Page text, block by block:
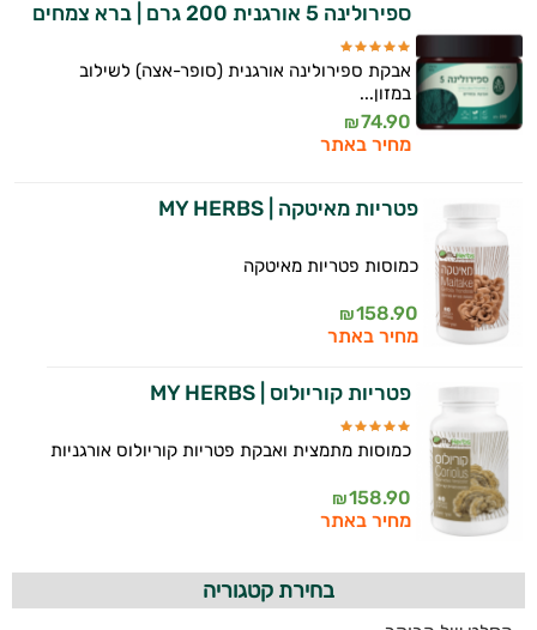
ספירולינה 5 אורגנית 200 גרם | ברא צמחים
אבקת ספירולינה אורגנית (סופר-אצה) לשילוב
במזון...
74.90
₪
מחיר באתר
פטריות מאיטקה | MY HERBS
כמוסות פטריות מאיטקה
158.90
₪
מחיר באתר
פטריות קוריולוס | MY HERBS
כמוסות מתמצית ואבקת פטריות קוריולוס אורגניות
158.90
₪
מחיר באתר
בחירת קטגוריה